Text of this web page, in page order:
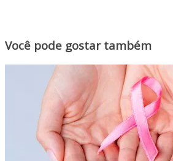
Você pode gostar também